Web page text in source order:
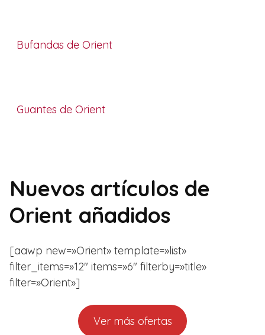
Bufandas de Orient
Guantes de Orient
Nuevos artículos de
Orient añadidos
[aawp new=»Orient» template=»list»
filter_items=»12″ items=»6″ filterby=»title»
filter=»Orient»]
Ver más ofertas